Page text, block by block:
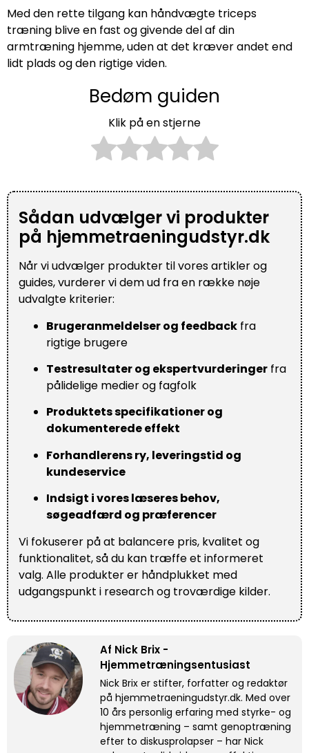
Med den rette tilgang kan håndvægte triceps
træning blive en fast og givende del af din
armtræning hjemme, uden at det kræver andet end
lidt plads og den rigtige viden.
Bedøm guiden
Klik på en stjerne
Sådan udvælger vi produkter
på hjemmetraeningudstyr.dk
Når vi udvælger produkter til vores artikler og
guides, vurderer vi dem ud fra en række nøje
udvalgte kriterier:
Brugeranmeldelser og feedback fra
rigtige brugere
Testresultater og ekspertvurderinger fra
pålidelige medier og fagfolk
Produktets specifikationer og
dokumenterede effekt
Forhandlerens ry, leveringstid og
kundeservice
Indsigt i vores læseres behov,
søgeadfærd og præferencer
Vi fokuserer på at balancere pris, kvalitet og
funktionalitet, så du kan træffe et informeret
valg. Alle produkter er håndplukket med
udgangspunkt i research og troværdige kilder.
Af Nick Brix -
Hjemmetræningsentusiast
Nick Brix er stifter, forfatter og redaktør
på hjemmetraeningudstyr.dk. Med over
10 års personlig erfaring med styrke- og
hjemmetræning – samt genoptræning
efter to diskusprolapser – har Nick